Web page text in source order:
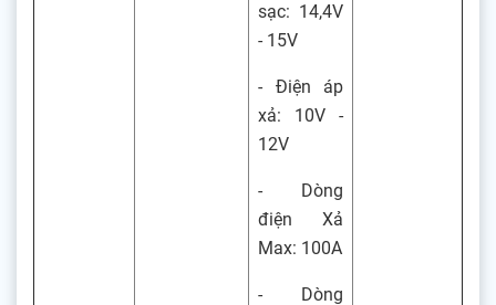
sạc: 14,4V
- 15V
- Điện áp
xả: 10V -
12V
- Dòng
điện Xả
Max: 100A
- Dòng